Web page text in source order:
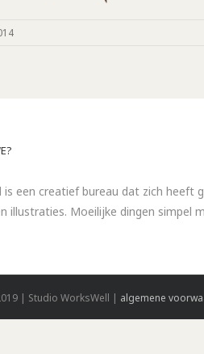
is een creatief bureau dat zich heeft
illustraties. Moeilijke dingen simpel
| Studio WorksWell | algemene